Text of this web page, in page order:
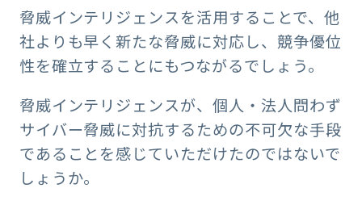
脅威インテリジェンスを活用することで、他
社よりも早く新たな脅威に対応し、競争優位
性を確立することにもつながるでしょう。
脅威インテリジェンスが、個人・法人問わず
サイバー脅威に対抗するための不可欠な手段
であることを感じていただけたのではないで
しょうか。